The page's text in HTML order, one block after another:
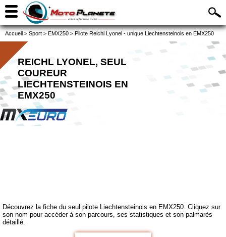
Accueil > Sport > EMX250 > Pilote Reichl Lyonel - unique Liechtensteinois en EMX250
REICHL LYONEL, SEUL
COUREUR
LIECHTENSTEINOIS EN
EMX250
Découvrez la fiche du seul pilote Liechtensteinois en EMX250. Cliquez sur
son nom pour accéder à son parcours, ses statistiques et son palmarès
détaillé.